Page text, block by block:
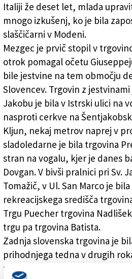
Italiji že deset let, mlada
mnogo izkušenj, ko je bila
slaščičarni v Modeni.
Mezgec je prvič stopil v
otrok pomagal očetu
bile jestvine na tem območju
Slovencev. Trgovin z
Jakobu je bila v Istrski ulici na
nasproti cerkve na
Kljun, nekaj metrov naprej v
sladoledarne je bila trgovina
stran na vogalu, kjer je danes
Dovgan. V bivši pralnici pri Sv.
Tomažič, v Ul. San Marco je
rekreacijskega središča
Trgu Puecher trgovina
trgu pa trgovina Batista.
Zadnja slovenska trgovina je
prihodnjega tedna v drugih
trgovino prevzel v svoje roke